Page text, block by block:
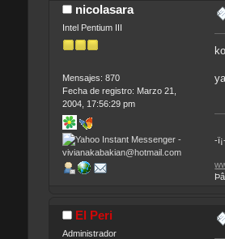
nicolasara
Intel Pentium III
Mensajes: 870
Fecha de registro: Marzo 21,
2004, 17:56:29 pm
-
El Peri
Administrador